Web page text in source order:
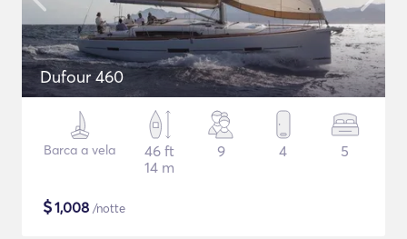
Dufour 460
Barca a vela
46 ft
14 m
9 4 5
$1,008 /notte